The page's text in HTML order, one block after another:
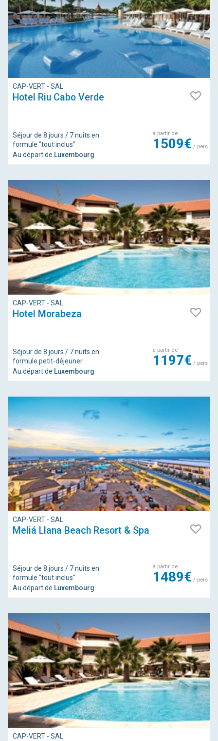
CAP-VERT - SAL
Hotel Riu Cabo Verde
Séjour de 8 jours / 7 nuits en
formule "tout inclus"
Au départ de Luxembourg
à partir de
1509€/ pers
CAP-VERT - SAL
Hotel Morabeza
Séjour de 8 jours / 7 nuits en
formule petit-déjeuner
Au départ de Luxembourg
à partir de
1197€/ pers
CAP-VERT - SAL
Meliá Llana Beach Resort & Spa
Séjour de 8 jours / 7 nuits en
formule "tout inclus"
Au départ de Luxembourg
à partir de
1489€/ pers
CAP-VERT - SAL